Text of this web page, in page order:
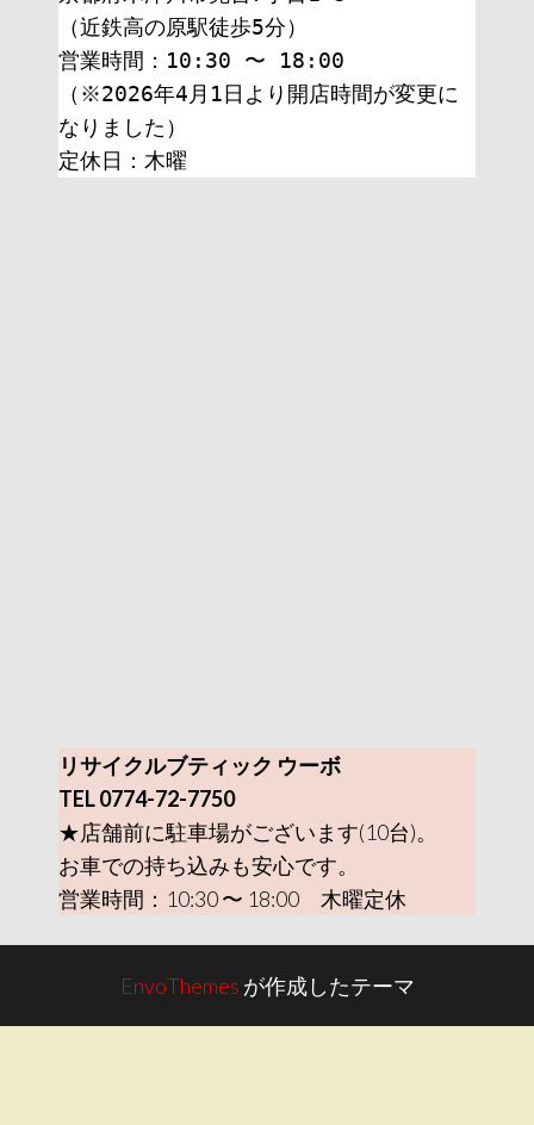
（近鉄高の原駅徒歩5分）
営業時間：10:30 〜 18:00
（※2026年4月1日より開店時間が変更に
なりました）
定休日：木曜
リサイクルブティック ウーボ
TEL 0774-72-7750
★店舗前に駐車場がございます(10台)。
お車での持ち込みも安心です。
営業時間：10:30 〜 18:00 木曜定休
EnvoThemes が作成したテーマ